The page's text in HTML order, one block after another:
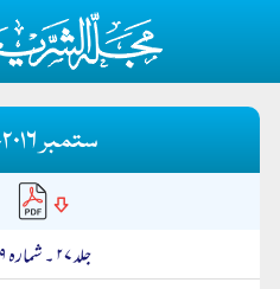
ستمبر ۲۰۱۶ء
جلد ۲۷ ۔ شمارہ ۹